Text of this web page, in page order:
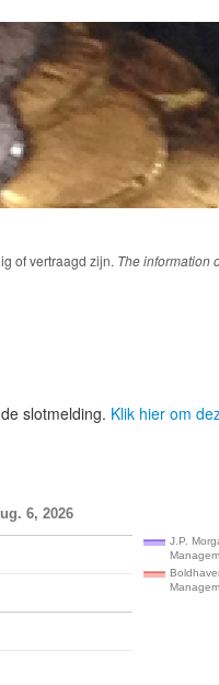
of vertraagd zijn. The information
slotmelding. Klik hier om
6, 2026
J.P.